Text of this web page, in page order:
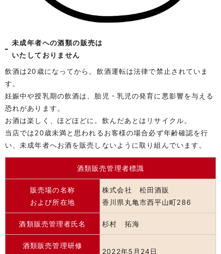
未成年者への酒類の販売は
いたしておりません
飲酒は20歳になってから。飲酒運転は法律で禁止されていま
す。
妊娠中や授乳期の飲酒は、胎児・乳児の発育に悪影響を与える
恐れがあります。
お酒は楽しく、ほどほどに。飲んだあとはリサイクル。
当店では20歳未満と思われるお客様の場合必ず年齢確認を行
い、未成年者へお酒を販売しないように取り組んでいます。
酒類販売管理者標識
販売場の名称
および所在地
株式会社 松田酒販
香川県丸亀市西平山町286
酒類販売管理者氏名 杉村 拓海
酒類販売管理研修
2022年5月24日